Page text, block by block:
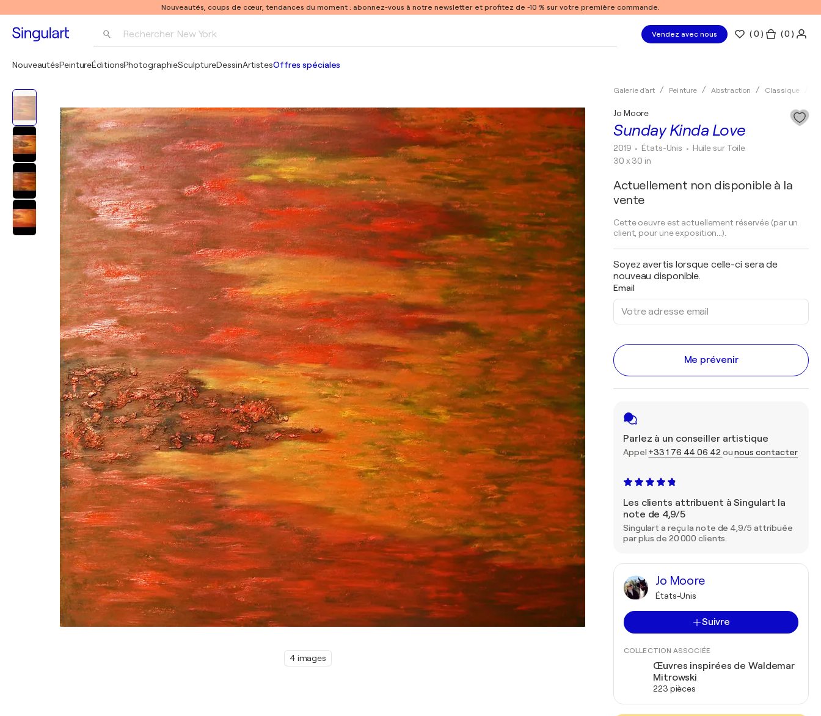
Nouveautés, coups de cœur, tendances du moment : abonnez-vous à notre newsletter et profitez de -10 % sur votre première commande.
Rechercher New York
Pablo Picasso
Vendez avec nous (0 ) ( 0 )
NouveautésPeintureÉditionsPhotographieSculptureDessinArtistesOffres spéciales
4 images
Galerie d'art Peinture Abstraction Classique
Sunday Kinda Love
Jo Moore
2019 • États-Unis • Huile sur Toile
30 x 30 in
Actuellement non disponible à la
vente
Cette oeuvre est actuellement réservée (par un
client, pour une exposition...).
Soyez avertis lorsque celle-ci sera de
nouveau disponible.
Email
Me prévenir
Parlez à un conseiller artistique
Appel +33 1 76 44 06 42 ounous contacter
Les clients attribuent à Singulart la
note de 4,9/5
Singulart a reçu la note de 4,9/5 attribuée
par plus de 20 000 clients.
Jo Moore
États-Unis
Suivre
COLLECTION ASSOCIÉE
Œuvres inspirées de Waldemar
Mitrowski
223 pièces